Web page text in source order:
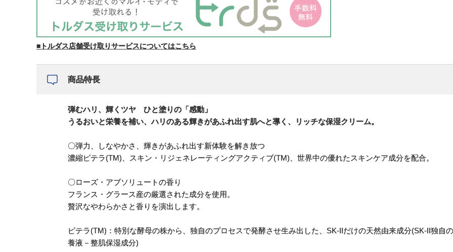
■トルダス店舗受け取りサービスについてはこちら
商品特長
弾むハリ、輝くツヤ ひと塗りの「感動」
うるおいと栄養を補い、ハリのある輝きがあふれ出す肌へと導く、リッチな保湿クリーム。
〇弾力、しなやかさ、輝きがあふれ出す新体験を解き放つ
濃縮ピテラ(TM)、スキン・リジェネレーティングアクティブ(TM)、世界中の優れたスキンケア成分を配合。
〇ローズ・アブソリュートの香り
フランス・グラース産の厳選された成分を使用。
贅沢なやわらかさと香りを演出します。
ピテラ(TM)：特別な酵母の株から、独自のプロセスで発酵させ生み出した、SK-IIだけの天然由来成分(SK-II独自
養液－整肌保湿成分)